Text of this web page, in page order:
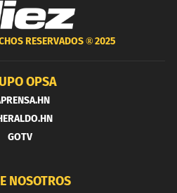
RESERVADOS ®2025
OPSA
GOTV
NOSOTROS